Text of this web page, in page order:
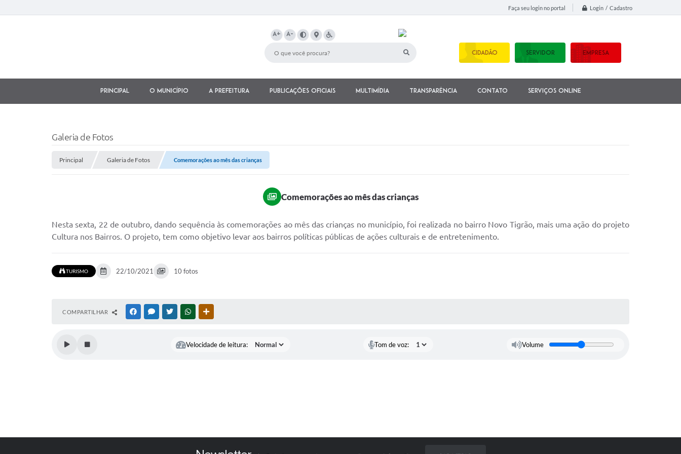
Faça seu login no portal Login / Cadastro
A+ A-
CIDADÃO SERVIDOR EMPRESA
Principal O município A Prefeitura Publicações Oficiais Multimídia Transparência Contato Serviços Online
Galeria de Fotos
Principal Galeria de Fotos Comemorações ao mês das crianças
Comemorações ao mês das crianças
Nesta sexta, 22 de outubro, dando sequência às comemorações ao mês das crianças no município, foi realizada no bairro Novo Tigrão, mais uma ação do projeto
Cultura nos Bairros. O projeto, tem como objetivo levar aos bairros políticas públicas de ações culturais e de entretenimento.
TURISMO 22/10/2021 10 fotos
COMPARTILHAR FACEBOOKMESSENGER
TWITTERWHATSAPP
Velocidade de leitura: Tom de voz: Volume